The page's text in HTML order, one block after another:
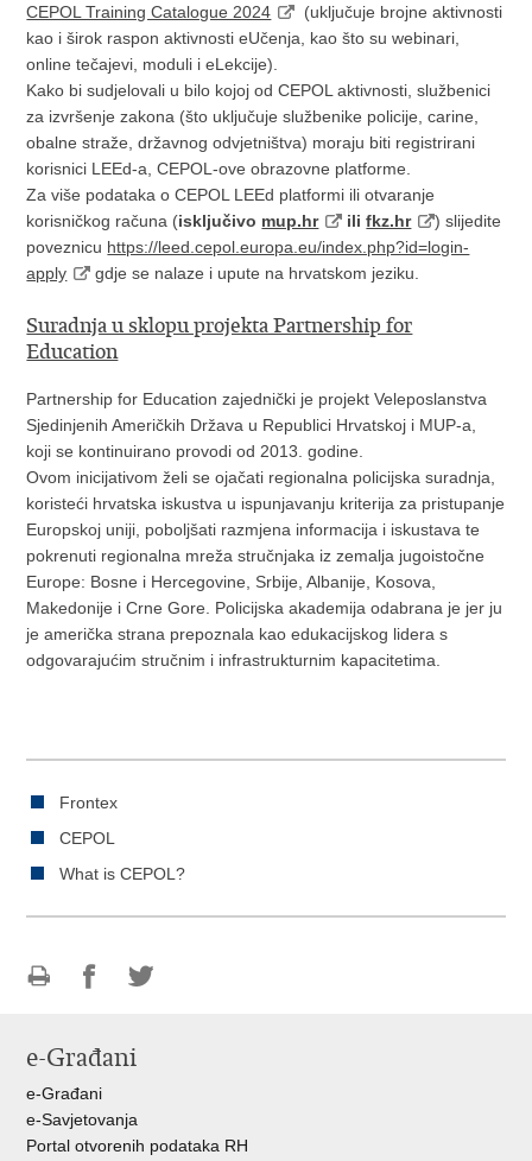
CEPOL Training Catalogue 2024
(uključuje brojne aktivnosti
kao i širok raspon aktivnosti eUčenja, kao što su webinari,
online tečajevi, moduli i eLekcije).
Kako bi sudjelovali u bilo kojoj od CEPOL aktivnosti, službenici
za izvršenje zakona (što uključuje službenike policije, carine,
obalne straže, državnog odvjetništva) moraju biti registrirani
korisnici LEEd-a, CEPOL-ove obrazovne platforme.
Za više podataka o CEPOL LEEd platformi ili otvaranje
korisničkog računa (isključivo mup.hr ilifkz.hr
) slijedite
poveznicu https://leed.cepol.europa.eu/index.php?id=login-
apply
gdje se nalaze i upute na hrvatskom jeziku.
Suradnja u sklopu projekta Partnership for
Education
Partnership for Education zajednički je projekt Veleposlanstva
Sjedinjenih Američkih Država u Republici Hrvatskoj i MUP-a,
koji se kontinuirano provodi od 2013. godine.
Ovom inicijativom želi se ojačati regionalna policijska suradnja,
koristeći hrvatska iskustva u ispunjavanju kriterija za pristupanje
Europskoj uniji, poboljšati razmjena informacija i iskustava te
pokrenuti regionalna mreža stručnjaka iz zemalja jugoistočne
Europe: Bosne i Hercegovine, Srbije, Albanije, Kosova,
Makedonije i Crne Gore. Policijska akademija odabrana je jer ju
je američka strana prepoznala kao edukacijskog lidera s
odgovarajućim stručnim i infrastrukturnim kapacitetima.
Frontex
CEPOL
What is CEPOL?
FacebookuTwitteru
e-Građani
e-Građani
e-Savjetovanja
Portal otvorenih podataka RH